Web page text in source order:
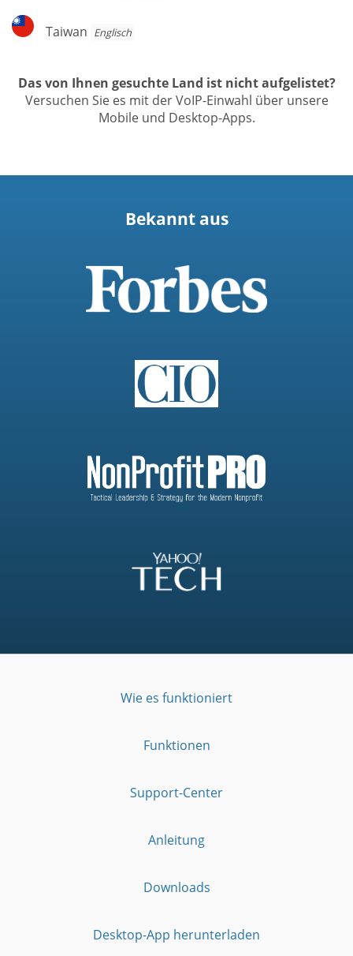
Taiwan
Taiwan Englisch
Das von Ihnen gesuchte Land ist nicht aufgelistet?
Versuchen Sie es mit der VoIP-Einwahl über unsere
Mobile und Desktop-Apps.
Bekannt aus
Wie es funktioniert
Funktionen
Support-Center
Anleitung
Downloads
Desktop-App herunterladen